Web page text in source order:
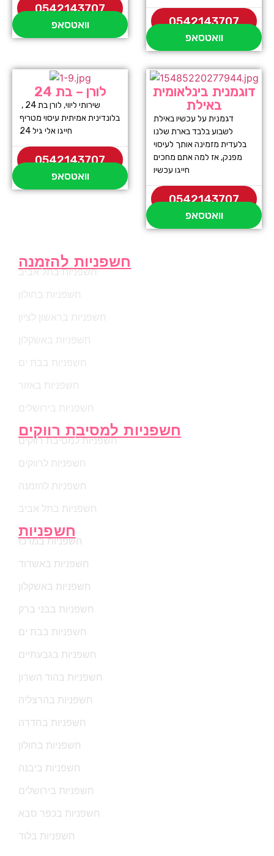
0542143707
וואטסאפ 0542143707
וואטסאפ
לורן – בת 24
בלונדינית אמיתית עיסוי מטריף
חייגו אלי גיל 24
0542143707
וואטסאפ
דוגמנית בינלאומית
באילת
דגמנית על עכשיו באילת
לשבוע בלבד בארת שלנו
בלעדית מזמינה אותך לעיסוי
מפנק, אז למה אתם מחכים
חייגו עכשיו
0542143707
וואטסאפ
חשפניות להזמנה
חשפניות בתל אביב
חשפניות בחולון
חשפניות בראשון לציון
חשפניות באשקלון
חשפניות בבת ים
חשפניות באזור
חשפניות בירושלים
חשפניות למסיבת רווקים
חשפניות למסיבת רווקים
חשפניות לרווקים
חשפניות להזמנה
חשפניות בתל אביב
חשפניות
חשפניות במרכז
חשפניות באשדוד
חשפניות באשקלון
חשפניות בבני ברק
חשפניות בבת ים
חשפניות בגבעתיים
חשפניות בהוד השרון
חשפניות בהרצליה
חשפניות בחדרה
חשפניות בחולון
חשפניות ביבנה
חשפניות בירושלים
חשפניות בכפר סבא
חשפניות בלוד